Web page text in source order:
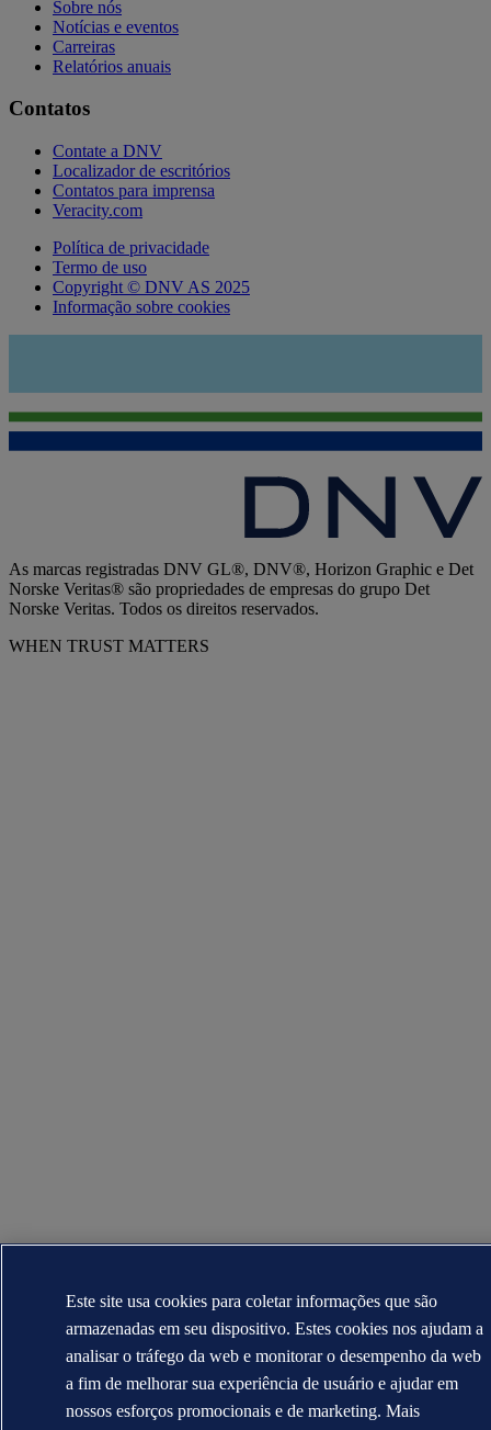
Sobre nós
Notícias e eventos
Carreiras
Relatórios anuais
Contatos
Contate a DNV
Localizador de escritórios
Contatos para imprensa
Veracity.com
Política de privacidade
Termo de uso
Copyright © DNV AS 2025
Informação sobre cookies
As marcas registradas DNV GL®, DNV®, Horizon Graphic e Det
Norske Veritas® são propriedades de empresas do grupo Det
Norske Veritas. Todos os direitos reservados.
WHEN TRUST MATTERS
Este site usa cookies para coletar informações que são
armazenadas em seu dispositivo. Estes cookies nos ajudam a
analisar o tráfego da web e monitorar o desempenho da web
a fim de melhorar sua experiência de usuário e ajudar em
nossos esforços promocionais e de marketing. Mais